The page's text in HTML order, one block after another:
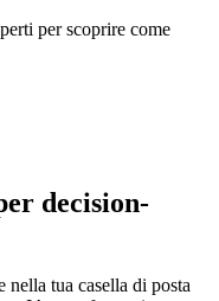
per scoprire come
decision-
nella tua casella di posta